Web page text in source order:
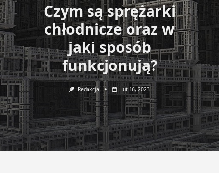
Czym są sprężarki
chłodnicze oraz w
jaki sposób
funkcjonują?
Redakcja Lut 16, 2023